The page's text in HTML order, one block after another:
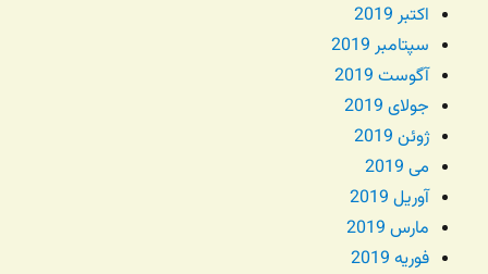
اکتبر 2019
سپتامبر 2019
آگوست 2019
جولای 2019
ژوئن 2019
می 2019
آوریل 2019
مارس 2019
فوریه 2019